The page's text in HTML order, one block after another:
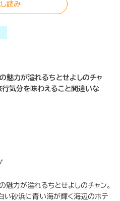
読み
魅力が溢れるちとせよしのチャ
気分を味わえること間違いな
魅力が溢れるちとせよしのチャン。
い砂浜に青い海が輝く海辺のホテ